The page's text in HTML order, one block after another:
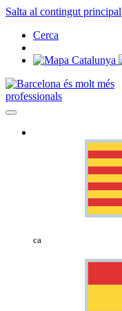
Salta al contingut principal
Cerca
professionals
ca